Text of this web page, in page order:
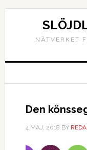
NÄTVERKET
Den
4 MAJ, 2018 BY